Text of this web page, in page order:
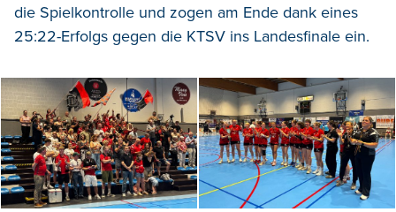
die Spielkontrolle und zogen am Ende dank eines
25:22-Erfolgs gegen die KTSV ins Landesfinale ein.